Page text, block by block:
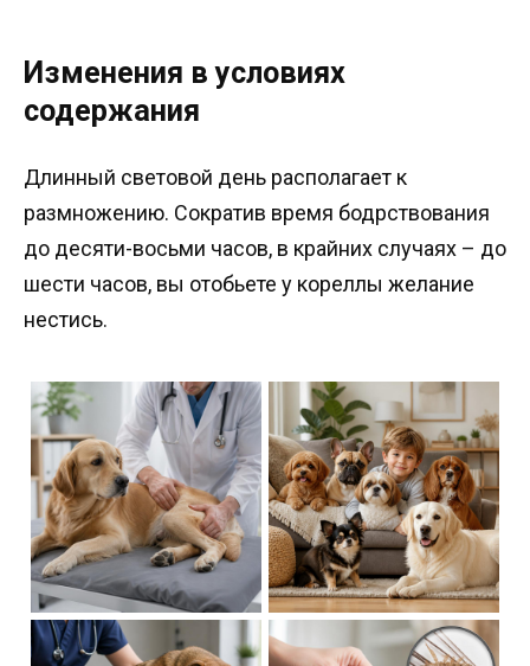
Изменения в условиях
содержания
Длинный световой день располагает к
размножению. Сократив время бодрствования
до десяти-восьми часов, в крайних случаях – до
шести часов, вы отобьете у кореллы желание
нестись.